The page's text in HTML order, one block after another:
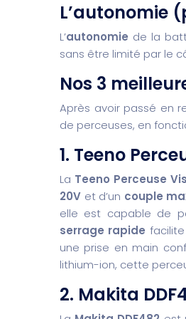
L’autonomie
L’autonomie de la
sans être limité par le
Nos 3
Après avoir passé en
de perceuses, en
1. Teeno
La Teeno Perceuse
20V et d’un couple
elle est capable de
serrage rapide
une prise en main
lithium-ion, cette
2. Makita